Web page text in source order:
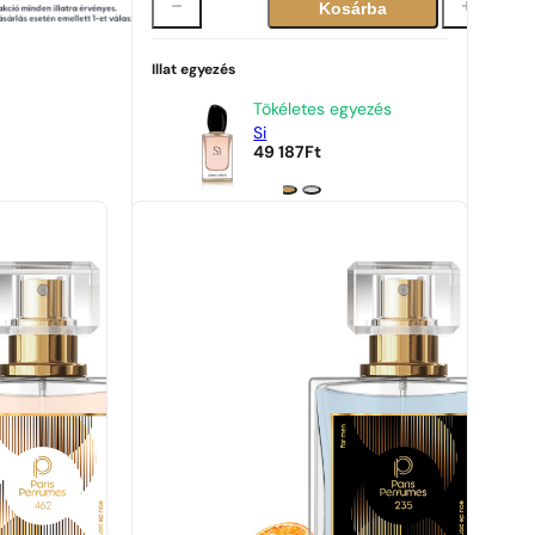
Kosárba
Illat egyezés
Tökéletes egyezés
Si
49 187Ft